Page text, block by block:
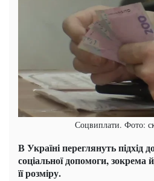
Соцвиплати. Фото:
В Україні переглянуть підхід
соціальної допомоги, зокрема
її розміру.